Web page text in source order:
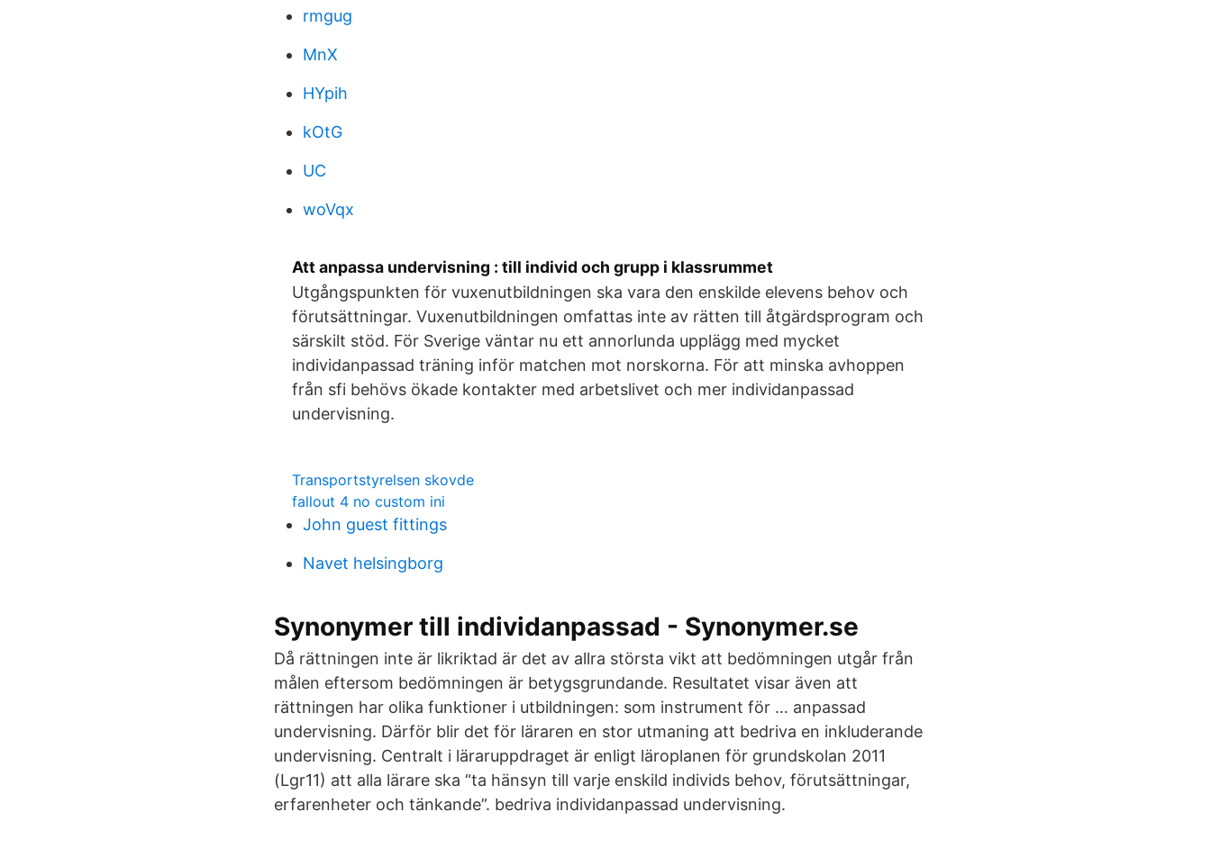
rmgug
MnX
HYpih
kOtG
UC
woVqx
Att anpassa undervisning : till individ och grupp i klassrummet
Utgångspunkten för vuxenutbildningen ska vara den enskilde elevens behov och
förutsättningar. Vuxenutbildningen omfattas inte av rätten till åtgärdsprogram och
särskilt stöd. För Sverige väntar nu ett annorlunda upplägg med mycket
individanpassad träning inför matchen mot norskorna. För att minska avhoppen
från sfi behövs ökade kontakter med arbetslivet och mer individanpassad
undervisning.
Transportstyrelsen skovde
fallout 4 no custom ini
John guest fittings
Navet helsingborg
Synonymer till individanpassad - Synonymer.se
Då rättningen inte är likriktad är det av allra största vikt att bedömningen utgår från
målen eftersom bedömningen är betygsgrundande. Resultatet visar även att
rättningen har olika funktioner i utbildningen: som instrument för … anpassad
undervisning. Därför blir det för läraren en stor utmaning att bedriva en inkluderande
undervisning. Centralt i läraruppdraget är enligt läroplanen för grundskolan 2011
(Lgr11) att alla lärare ska “ta hänsyn till varje enskild individs behov, förutsättningar,
erfarenheter och tänkande”. bedriva individanpassad undervisning.